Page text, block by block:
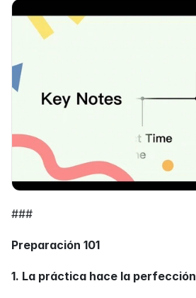
###
Preparación 101
1. La práctica hace la perfección